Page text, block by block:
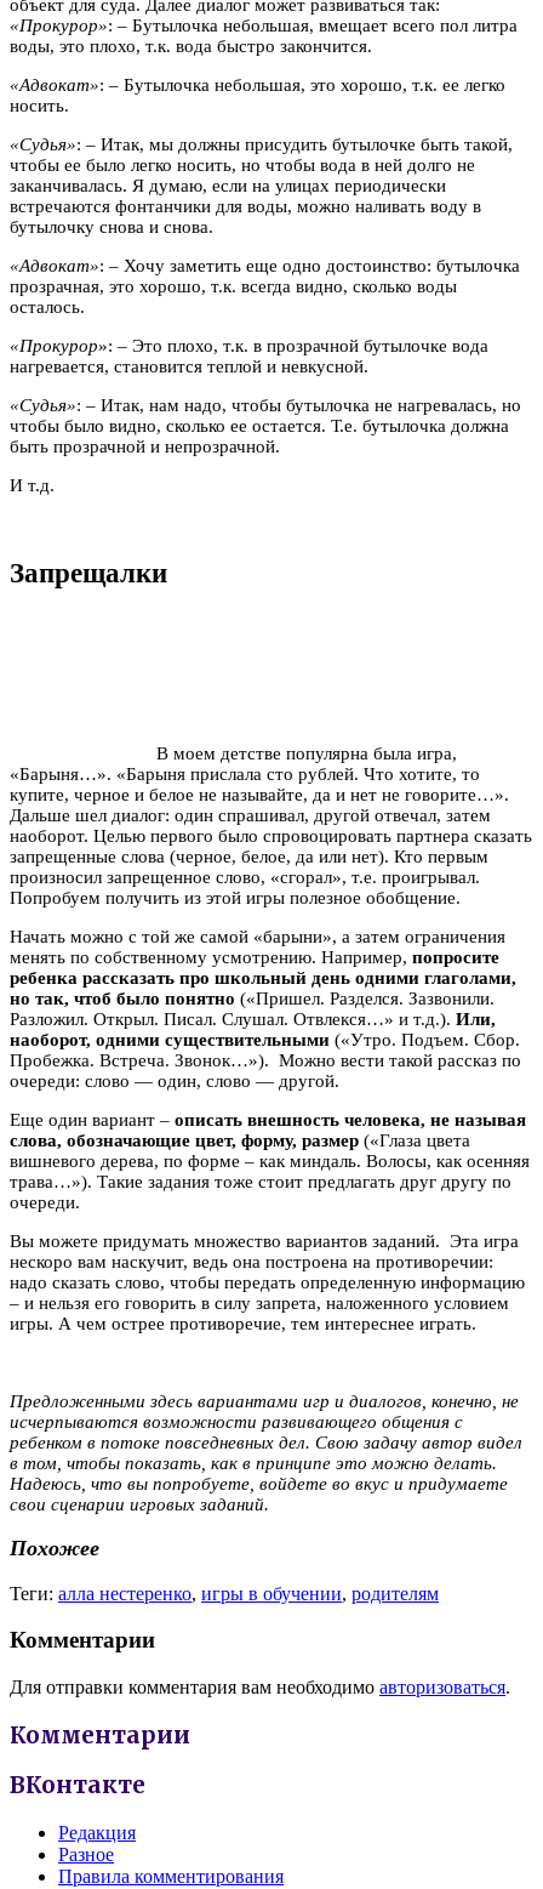
объект для суда. Далее диалог может развиваться так:
«Прокурор»: – Бутылочка небольшая, вмещает всего пол литра
воды, это плохо, т.к. вода быстро закончится.
«Адвокат»: – Бутылочка небольшая, это хорошо, т.к. ее легко
носить.
«Судья»: – Итак, мы должны присудить бутылочке быть такой,
чтобы ее было легко носить, но чтобы вода в ней долго не
заканчивалась. Я думаю, если на улицах периодически
встречаются фонтанчики для воды, можно наливать воду в
бутылочку снова и снова.
«Адвокат»: – Хочу заметить еще одно достоинство: бутылочка
прозрачная, это хорошо, т.к. всегда видно, сколько воды
осталось.
«Прокурор»: – Это плохо, т.к. в прозрачной бутылочке вода
нагревается, становится теплой и невкусной.
«Судья»: – Итак, нам надо, чтобы бутылочка не нагревалась, но
чтобы было видно, сколько ее остается. Т.е. бутылочка должна
быть прозрачной и непрозрачной.
И т.д.
Запрещалки
В моем детстве популярна была игра,
«Барыня…». «Барыня прислала сто рублей. Что хотите, то
купите, черное и белое не называйте, да и нет не говорите…».
Дальше шел диалог: один спрашивал, другой отвечал, затем
наоборот. Целью первого было спровоцировать партнера сказать
запрещенные слова (черное, белое, да или нет). Кто первым
произносил запрещенное слово, «сгорал», т.е. проигрывал.
Попробуем получить из этой игры полезное обобщение.
Начать можно с той же самой «барыни», а затем ограничения
менять по собственному усмотрению. Например, попросите
ребенка рассказать про школьный день одними глаголами,
но так, чтоб было понятно («Пришел. Разделся. Зазвонили.
Разложил. Открыл. Писал. Слушал. Отвлекся…» и т.д.). Или,
наоборот, одними существительными («Утро. Подъем. Сбор.
Пробежка. Встреча. Звонок…»). Можно вести такой рассказ по
очереди: слово — один, слово — другой.
Еще один вариант – описать внешность человека, не называя
слова, обозначающие цвет, форму, размер («Глаза цвета
вишневого дерева, по форме – как миндаль. Волосы, как осенняя
трава…»). Такие задания тоже стоит предлагать друг другу по
очереди.
Вы можете придумать множество вариантов заданий. Эта игра
нескоро вам наскучит, ведь она построена на противоречии:
надо сказать слово, чтобы передать определенную информацию
– и нельзя его говорить в силу запрета, наложенного условием
игры. А чем острее противоречие, тем интереснее играть.
Предложенными здесь вариантами игр и диалогов, конечно, не
исчерпываются возможности развивающего общения с
ребенком в потоке повседневных дел. Свою задачу автор видел
в том, чтобы показать, как в принципе это можно делать.
Надеюсь, что вы попробуете, войдете во вкус и придумаете
свои сценарии игровых заданий.
Похожее
Теги: алла нестеренко, игры в обучении, родителям
Комментарии
Для отправки комментария вам необходимо авторизоваться.
Комментарии
ВКонтакте
Редакция
Разное
Правила комментирования